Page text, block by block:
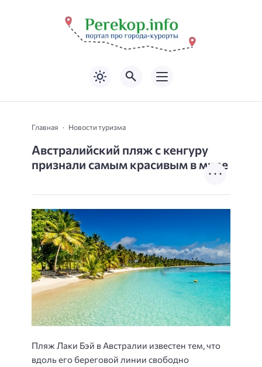
Главная Новости туризма
Австралийский пляж с кенгуру
признали самым красивым в мире
Пляж Лаки Бэй в Австралии известен тем, что
вдоль его береговой линии свободно